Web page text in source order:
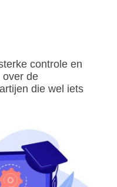
controle en
over de
die wel iets